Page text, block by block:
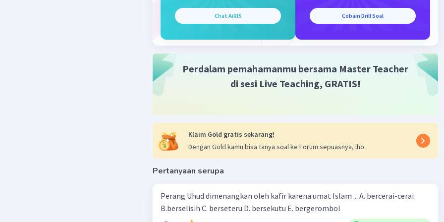
Perkembangan Islam di Maluku pun semakin pesat setelah
Sultan Zainal Abidin meninggal pada tahun 1500.
Sepeninggal Sultan Zainal Abidin, tampuk kekuasaan
Chat AiRIS Cobain Drill Soal
Perdalam pemahamanmu bersama Master Teacher
di sesi Live Teaching, GRATIS!
Klaim Gold gratis sekarang!
Dengan Gold kamu bisa tanya soal ke Forum sepuasnya, lho.
Pertanyaan serupa
Perang Uhud dimenangkan oleh kafir karena umat Islam ... A. bercerai-cerai
B.berselisih C. berseteru D. bersekutu E. bergerombol